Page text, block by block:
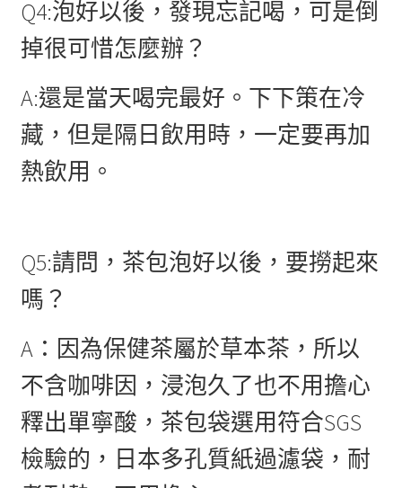
Q4:泡好以後，發現忘記喝，可是倒
掉很可惜怎麼辦？
A:還是當天喝完最好。下下策在冷
藏，但是隔日飲用時，一定要再加
熱飲用。
Q5:請問，茶包泡好以後，要撈起來
嗎？
A：因為保健茶屬於草本茶，所以
不含咖啡因，浸泡久了也不用擔心
釋出單寧酸，茶包袋選用符合SGS
檢驗的，日本多孔質紙過濾袋，耐